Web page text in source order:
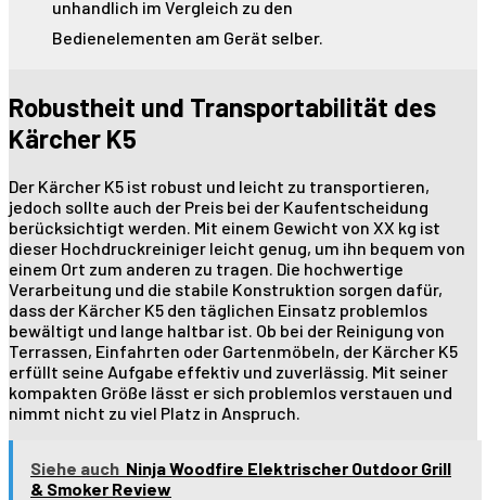
unhandlich im Vergleich zu den
Bedienelementen am Gerät selber.
Robustheit und Transportabilität des
Kärcher K5
Der Kärcher K5 ist robust und leicht zu transportieren,
jedoch sollte auch der Preis bei der Kaufentscheidung
berücksichtigt werden. Mit einem Gewicht von XX kg ist
dieser Hochdruckreiniger leicht genug, um ihn bequem von
einem Ort zum anderen zu tragen. Die hochwertige
Verarbeitung und die stabile Konstruktion sorgen dafür,
dass der Kärcher K5 den täglichen Einsatz problemlos
bewältigt und lange haltbar ist. Ob bei der Reinigung von
Terrassen, Einfahrten oder Gartenmöbeln, der Kärcher K5
erfüllt seine Aufgabe effektiv und zuverlässig. Mit seiner
kompakten Größe lässt er sich problemlos verstauen und
nimmt nicht zu viel Platz in Anspruch.
Siehe auch Ninja Woodfire Elektrischer Outdoor Grill
& Smoker Review